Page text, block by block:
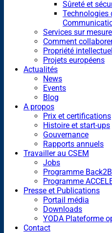
Sûreté et
Technologies
Services sur mesure
Comment
Propriété
Projets européens
Actualités
News
Events
Blog
A propos
Prix et certifications
Histoire et start-ups
Gouvernance
Rapports annuels
Travailler au CSEM
Jobs
Programme
Programme
Presse et Publications
Portail média
Downloads
YODA Plateforme
Contact